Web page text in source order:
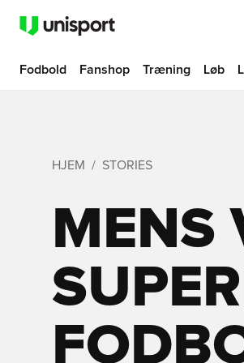
Fodbold Fanshop Træning Løb
HJEM STORIES
MENS